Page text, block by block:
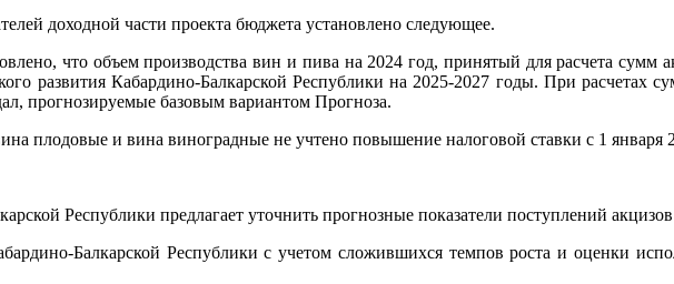
доходной части проекта бюджета установлено следующее.
что объем производства вин и пива на 2024 год, принятый для расчета сумм
развития Кабардино-Балкарской Республики на 2025-2027 годы. При расчетах
прогнозируемые базовым вариантом Прогноза.
плодовые и вина виноградные не учтено повышение налоговой ставки с 1 января
Республики предлагает уточнить прогнозные показатели поступлений
Балкарской Республики с учетом сложившихся темпов роста и оценки